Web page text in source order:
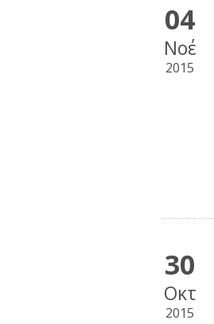
04
Νοέ
2015
30
Οκτ
2015